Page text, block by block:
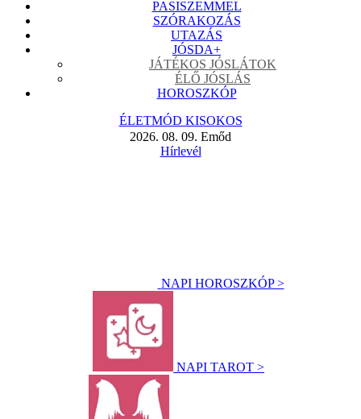
PASISZEMMEL
SZÓRAKOZÁS
UTAZÁS
JÓSDA+
JÁTÉKOS JÓSLÁTOK
ÉLŐ JÓSLÁS
HOROSZKÓP
ÉLETMÓD KISOKOS
2026. 08. 09. Emőd
Hírlevél
NAPI HOROSZKÓP >
NAPI TAROT >